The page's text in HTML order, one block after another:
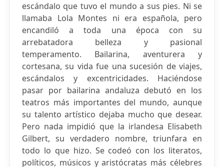
escándalo que tuvo el mundo a sus pies. Ni se
llamaba Lola Montes ni era española, pero
encandiló a toda una época con su
arrebatadora belleza y pasional
temperamento. Bailarina, aventurera y
cortesana, su vida fue una sucesión de viajes,
escándalos y excentricidades. Haciéndose
pasar por bailarina andaluza debutó en los
teatros más importantes del mundo, aunque
su talento artístico dejaba mucho que desear.
Pero nada impidió que la irlandesa Elisabeth
Gilbert, su verdadero nombre, triunfara en
todo lo que hizo. Se codeó con los literatos,
políticos, músicos y aristócratas más célebres